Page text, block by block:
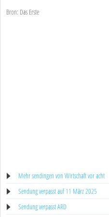
Bron: Das Erste
Mehr sendingen von Wirtschaft vor acht
Sendung verpasst auf 11 März 2025
Sendung verpasst ARD